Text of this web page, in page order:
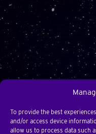
To provide the best
and/or access device
allow us to process data such